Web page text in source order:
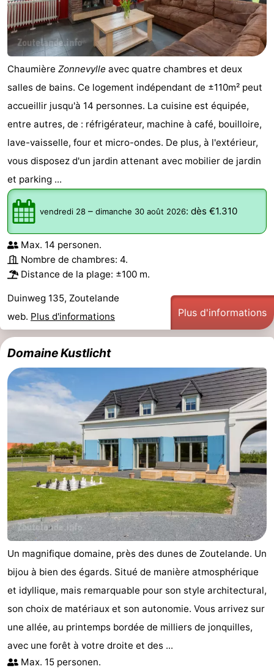
Musées
-
Galeries
-
Monuments
-
Églises
-
Phares
-
Points
de
vue
Attractions
-
Terrains
de
jeux
Aires
de
jeux
intérieures
-
Bowling
Centres
de
bien-
être
Villages
villes
Nature
Visites
guidées
Sports
Faire
du
vélo
-
Randonnée
-
Équitation
-
Terrains
de
-
Peche
Sportive
-
Equitation
et
manger
Événements
Conduite
Chaumière Zonnevylle avec quatre chambres et deux
salles de bains. Ce logement indépendant de ±110m² peut
accueillir jusqu'à 14 personnes. La cuisine est équipée,
entre autres, de : réfrigérateur, machine à café, bouilloire,
lave-vaisselle, four et micro-ondes. De plus, à l'extérieur,
vous disposez d'un jardin attenant avec mobilier de jardin
et parking ...
vendredi 28 – dimanche 30 août 2026: dès €1.310
Max. 14 personen.
Nombre de chambres: 4.
Distance de la plage: ±100 m.
Duinweg 135, Zoutelande
web. Plus d'informations Plus d'informations
Domaine Kustlicht
Un magnifique domaine, près des dunes de Zoutelande. Un
bijou à bien des égards. Situé de manière atmosphérique
et idyllique, mais remarquable pour son style architectural,
son choix de matériaux et son autonomie. Vous arrivez sur
une allée, au printemps bordée de milliers de jonquilles,
avec une forêt à votre droite et des ...
Max. 15 personen.